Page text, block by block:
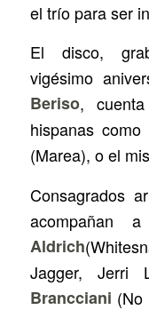
el trío para ser
El disco,
vigésimo
Beriso,
hispanas
(Marea), o el
Consagrados
acompañan
Aldrich
Jagger, Jerri
Brancciani (No